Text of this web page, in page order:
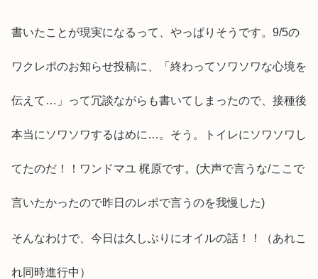
書いたことが現実になるって、やっぱりそうです。9/5の
ワクレポのお知らせ投稿に、「終わってソワソワな心境を
伝えて…」って冗談ながらも書いてしまったので、接種後
本当にソワソワするはめに…。そう。トイレにソワソワし
てたのだ！！ワンドマユ 梶原です。(大声で言うな/ここで
言いたかったので昨日のレポで言うのを我慢した)
そんなわけで、今日は久しぶりにオイルの話！！（あれこ
れ同時進行中）